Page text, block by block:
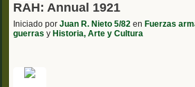
RAH: Annual 1921
Iniciado por Juan R. Nieto 5/82 en Fuerzas
guerras y Historia, Arte y Cultura